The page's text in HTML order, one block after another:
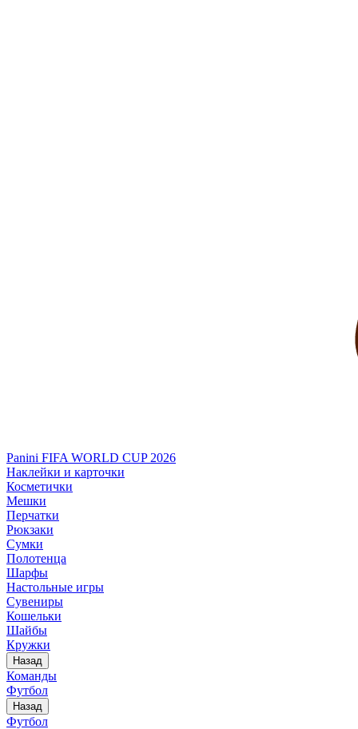
Panini FIFA WORLD CUP 2026
Наклейки и карточки
Косметички
Мешки
Перчатки
Рюкзаки
Сумки
Полотенца
Шарфы
Настольные игры
Сувениры
Кошельки
Шайбы
Кружки
Назад
Команды
Футбол
Назад
Футбол